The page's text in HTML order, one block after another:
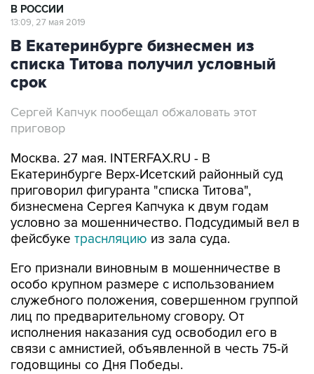
В РОССИИ
13:09, 27 мая 2019
В Екатеринбурге бизнесмен из
списка Титова получил условный
срок
Сергей Капчук пообещал обжаловать этот
приговор
Москва. 27 мая. INTERFAX.RU - В
Екатеринбурге Верх-Исетский районный суд
приговорил фигуранта "списка Титова",
бизнесмена Сергея Капчука к двум годам
условно за мошенничество. Подсудимый вел в
фейсбуке траснляцию из зала суда.
Его признали виновным в мошенничестве в
особо крупном размере с использованием
служебного положения, совершенном группой
лиц по предварительному сговору. От
исполнения наказания суд освободил его в
связи с амнистией, объявленной в честь 75-й
годовщины со Дня Победы.